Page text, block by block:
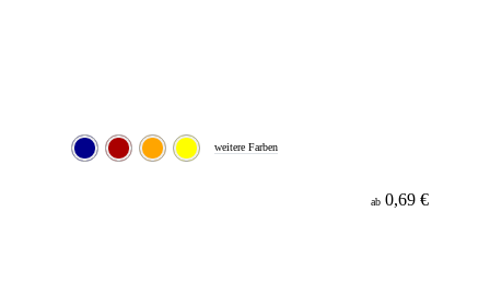
weitere Farben
ab 0,69 €